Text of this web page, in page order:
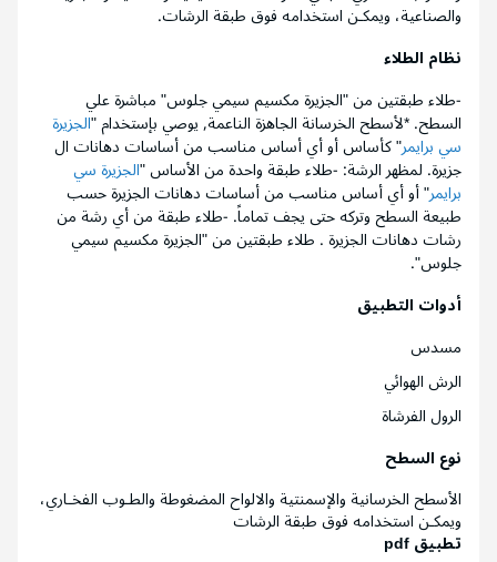
والصناعية، ويمكـن استخدامه فوق طبقة الرشات.
نظام الطلاء
-طلاء طبقتين من "الجزيرة مكسيم سيمي جلوس" مباشرة علي
السطح. *لأسطح الخرسانة الجاهزة الناعمة, يوصي بإستخدام "الجزيرة
سي برايمر" كأساس أو أي أساس مناسب من أساسات دهانات ال
جزيرة. لمظهر الرشة: -طلاء طبقة واحدة من الأساس "الجزيرة سي
برايمر" أو أي أساس مناسب من أساسات دهانات الجزيرة حسب
طبيعة السطح وتركه حتى يجف تماماً. -طلاء طبقة من أي رشة من
رشات دهانات الجزيرة . طلاء طبقتين من "الجزيرة مكسيم سيمي
جلوس".
أدوات التطبيق
مسدس
الرش الهوائي
الرول الفرشاة
نوع السطح
الأسطح الخرسانية والإسمنتية والالواح المضغوطة والطـوب الفخـاري،
ويمكـن استخدامه فوق طبقة الرشات
تطبيق pdf